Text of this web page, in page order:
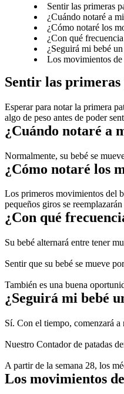
Sentir las primeras
¿Cuándo notaré a
¿Cómo notaré los
¿Con qué
¿Seguirá mi bebé
Los movimientos de
Sentir las primeras
Esperar para notar la primera
algo de peso antes de poder
¿Cuándo notaré a
Normalmente, su bebé se
¿Cómo notaré los
Los primeros movimientos del
pequeños giros se
¿Con qué
Su bebé alternará entre tener
Sentir que su bebé se mueve
También es una buena
¿Seguirá mi bebé
Sí. Con el tiempo, comenzará a
Nuestro Contador de patadas
A partir de la semana 28, los
Los movimientos